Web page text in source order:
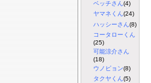
ベッチさん(4)
ヤマネくん(24)
ハッシーさん (8)
コータローくん
(25)
可能涼介さん
(18)
ウノピョン(8)
タクヤくん (5)